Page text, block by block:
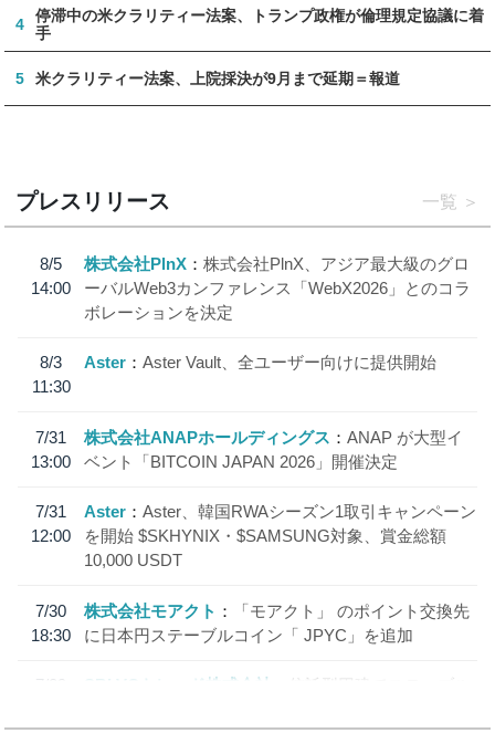
4
停滞中の米クラリティー法案、トランプ政権が倫理規定協議に着
手
5 米クラリティー法案、上院採決が9月まで延期＝報道
プレスリリース 一覧
8/5
14:00
株式会社PlnX
株式会社PlnX、アジア最大級のグロ
ーバルWeb3カンファレンス「WebX2026」とのコラ
ボレーションを決定
8/3
11:30
Aster Aster Vault、全ユーザー向けに提供開始
7/31
13:00
株式会社ANAPホールディングス
ANAP が大型イ
ベント「BITCOIN JAPAN 2026」開催決定
7/31
12:00
Aster
Aster、韓国RWAシーズン1取引キャンペーン
を開始 $SKHYNIX・$SAMSUNG対象、賞金総額
10,000 USDT
7/30
18:30
株式会社モアクト
「モアクト」 のポイント交換先
に日本円ステーブルコイン「 JPYC」を追加
7/29
SBI VCトレード株式会社
信託型円建てステーブル